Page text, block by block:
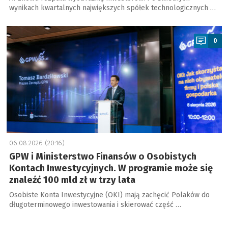
wynikach kwartalnych największych spółek technologicznych …
a
0
06.08.2026 (20:16)
GPW i Ministerstwo Finansów o Osobistych
Kontach Inwestycyjnych. W programie może się
znaleźć 100 mld zł w trzy lata
Osobiste Konta Inwestycyjne (OKI) mają zachęcić Polaków do
długoterminowego inwestowania i skierować część …